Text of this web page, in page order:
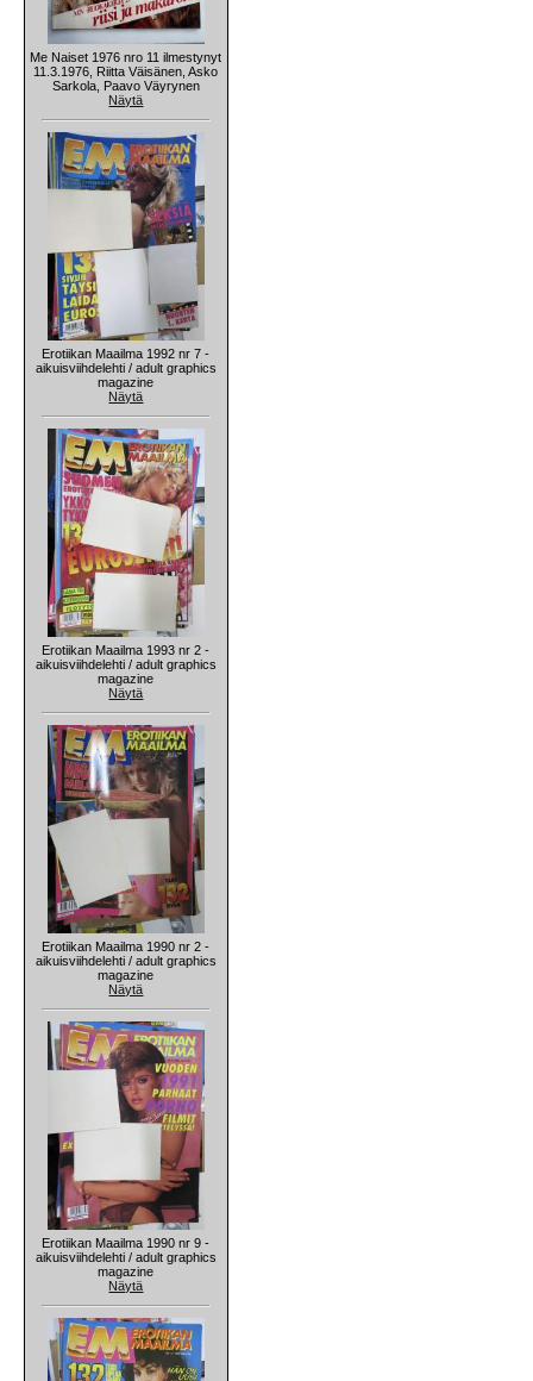
Me Naiset 1976 nro 11 ilmestynyt
11.3.1976, Riitta Väisänen, Asko
Sarkola, Paavo Väyrynen
Näytä
Erotiikan Maailma 1992 nr 7 -
aikuisviihdelehti / adult graphics
magazine
Näytä
Erotiikan Maailma 1993 nr 2 -
aikuisviihdelehti / adult graphics
magazine
Näytä
Erotiikan Maailma 1990 nr 2 -
aikuisviihdelehti / adult graphics
magazine
Näytä
Erotiikan Maailma 1990 nr 9 -
aikuisviihdelehti / adult graphics
magazine
Näytä